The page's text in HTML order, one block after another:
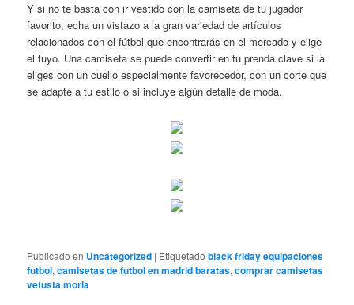
Y si no te basta con ir vestido con la camiseta de tu jugador
favorito, echa un vistazo a la gran variedad de artículos
relacionados con el fútbol que encontrarás en el mercado y elige
el tuyo. Una camiseta se puede convertir en tu prenda clave si la
eliges con un cuello especialmente favorecedor, con un corte que
se adapte a tu estilo o si incluye algún detalle de moda.
Publicado en Uncategorized | Etiquetado black friday equipaciones
futbol,camisetas de futbol en madrid baratas,comprar camisetas
vetusta morla